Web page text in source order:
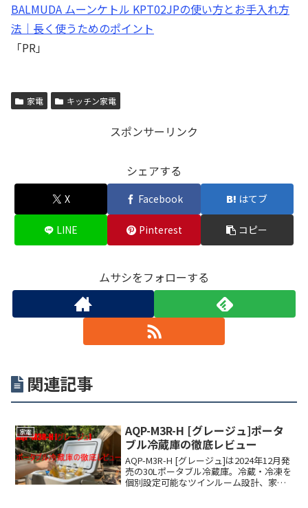
BALMUDA ムーンケトル KPT02JPの使い方とお手入れ方
法｜長く使うためのポイント
「PR」
家電 キッチン家電
スポンサーリンク
シェアする
X Facebook はてブ
LINE Pinterest コピー
ムサシをフォローする
関連記事
家電
AQP-M3R-H [グレージュ]ポータ
ブル冷蔵庫の徹底レビュー
AQP-M3R-H [グレージュ]は2024年12月発
売の30Lポータブル冷蔵庫。冷蔵・冷凍を
個別設定可能なツインルーム設計、家庭